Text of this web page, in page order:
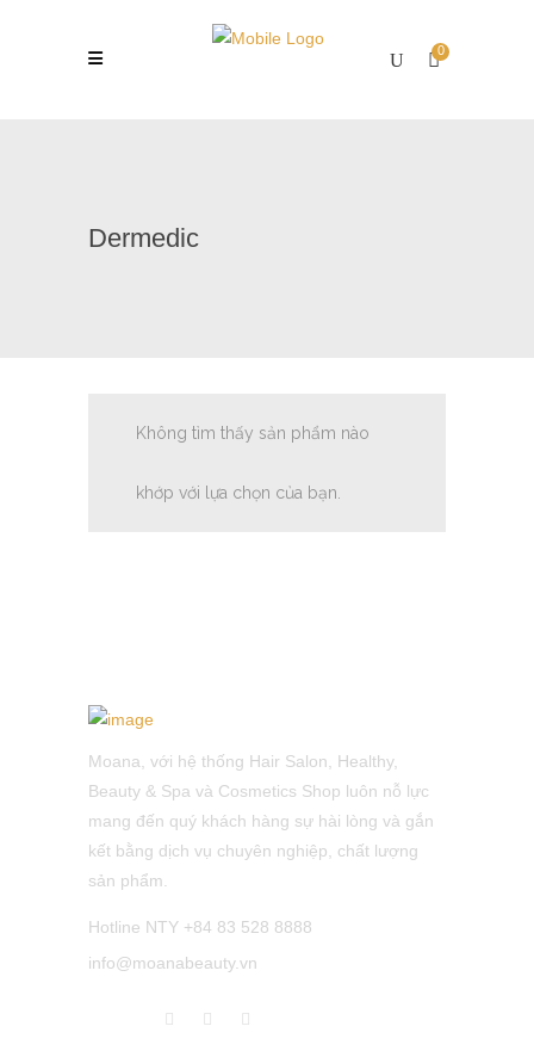
0
Dermedic
Không tìm thấy sản phẩm nào
khớp với lựa chọn của bạn.
Moana, với hệ thống Hair Salon, Healthy,
Beauty & Spa và Cosmetics Shop luôn nỗ lực
mang đến quý khách hàng sự hài lòng và gắn
kết bằng dịch vụ chuyên nghiệp, chất lượng
sản phẩm.
Hotline NTY +84 83 528 8888
info@moanabeauty.vn